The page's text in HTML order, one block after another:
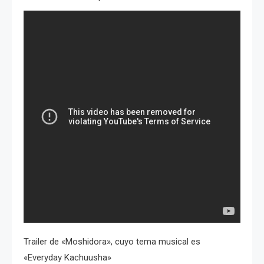
Trailer de «Moshidora», cuyo tema musical es
«Everyday Kachuusha»